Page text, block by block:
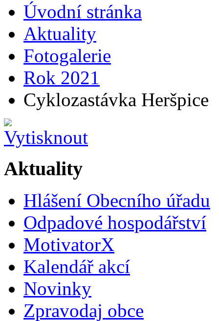
Úvodní stránka
Aktuality
Fotogalerie
Rok 2021
Cyklozastávka Heršpice
Aktuality
Hlášení Obecního úřadu
Odpadové hospodářství
MotivatorX
Kalendář akcí
Novinky
Zpravodaj obce